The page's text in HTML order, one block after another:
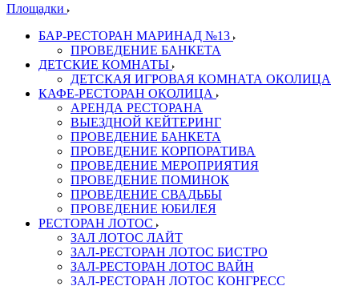
Площадки
БАР-РЕСТОРАН МАРИНАД №13
ПРОВЕДЕНИЕ БАНКЕТА
ДЕТСКИЕ КОМНАТЫ
ДЕТСКАЯ ИГРОВАЯ КОМНАТА ОКОЛИЦА
КАФЕ-РЕСТОРАН ОКОЛИЦА
АРЕНДА РЕСТОРАНА
ВЫЕЗДНОЙ КЕЙТЕРИНГ
ПРОВЕДЕНИЕ БАНКЕТА
ПРОВЕДЕНИЕ КОРПОРАТИВА
ПРОВЕДЕНИЕ МЕРОПРИЯТИЯ
ПРОВЕДЕНИЕ ПОМИНОК
ПРОВЕДЕНИЕ СВАДЬБЫ
ПРОВЕДЕНИЕ ЮБИЛЕЯ
РЕСТОРАН ЛОТОС
ЗАЛ ЛОТОС ЛАЙТ
ЗАЛ-РЕСТОРАН ЛОТОС БИСТРО
ЗАЛ-РЕСТОРАН ЛОТОС ВАЙН
ЗАЛ-РЕСТОРАН ЛОТОС КОНГРЕСС